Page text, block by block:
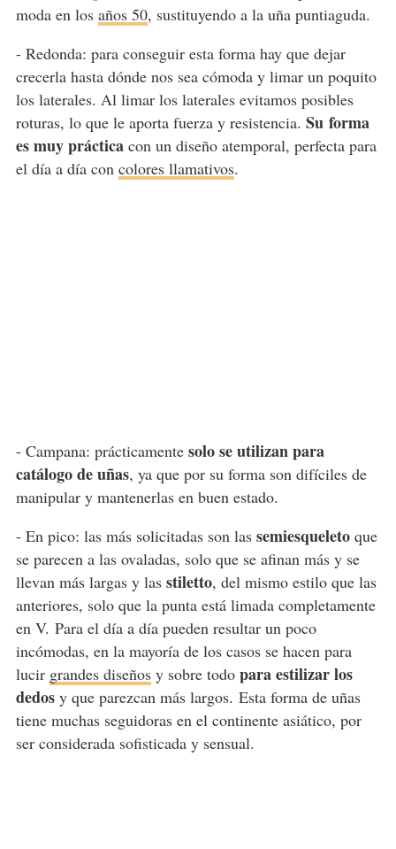
moda en los años 50, sustituyendo a la uña puntiaguda.
- Redonda: para conseguir esta forma hay que dejar
crecerla hasta dónde nos sea cómoda y limar un poquito
los laterales. Al limar los laterales evitamos posibles
roturas, lo que le aporta fuerza y resistencia. Suforma
es muy prácticacon un diseño atemporal, perfecta para
el día a día con colores llamativos.
- Campana: prácticamente solo se utilizan para
catálogo de uñas, ya que por su forma son difíciles de
manipular y mantenerlas en buen estado.
- En pico: las más solicitadas son las semiesqueletoque
se parecen a las ovaladas, solo que se afinan más y se
llevan más largas y las stiletto, del mismo estilo que las
anteriores, solo que la punta está limada completamente
en V. Para el día a día pueden resultar un poco
incómodas, en la mayoría de los casos se hacen para
lucir grandes diseñosy sobre todo para estilizar los
dedosy que parezcan más largos. Esta forma de uñas
tiene muchas seguidoras en el continente asiático, por
ser considerada sofisticada y sensual.